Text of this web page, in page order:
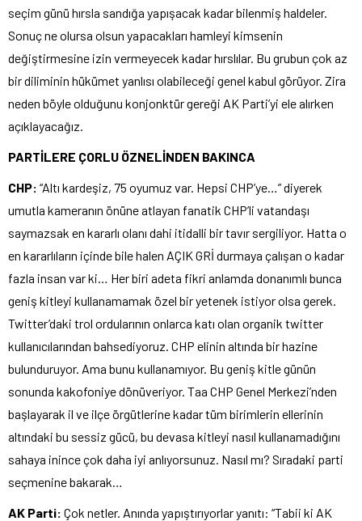
seçim günü hırsla sandığa yapışacak kadar bilenmiş haldeler.
Sonuç ne olursa olsun yapacakları hamleyi kimsenin
değiştirmesine izin vermeyecek kadar hırslılar. Bu grubun çok az
bir diliminin hükümet yanlısı olabileceği genel kabul görüyor. Zira
neden böyle olduğunu konjonktür gereği AK Parti’yi ele alırken
açıklayacağız.
PARTİLERE ÇORLU ÖZNELİNDEN BAKINCA
CHP: “Altı kardeşiz, 75 oyumuz var. Hepsi CHP’ye…” diyerek
umutla kameranın önüne atlayan fanatik CHP’li vatandaşı
saymazsak en kararlı olanı dahi itidalli bir tavır sergiliyor. Hatta o
en kararlıların içinde bile halen AÇIK GRİ durmaya çalışan o kadar
fazla insan var ki… Her biri adeta fikri anlamda donanımlı bunca
geniş kitleyi kullanamamak özel bir yetenek istiyor olsa gerek.
Twitter’daki trol ordularının onlarca katı olan organik twitter
kullanıcılarından bahsediyoruz. CHP elinin altında bir hazine
bulunduruyor. Ama bunu kullanamıyor. Bu geniş kitle günün
sonunda kakofoniye dönüveriyor. Taa CHP Genel Merkezi’nden
başlayarak il ve ilçe örgütlerine kadar tüm birimlerin ellerinin
altındaki bu sessiz gücü, bu devasa kitleyi nasıl kullanamadığını
sahaya inince çok daha iyi anlıyorsunuz. Nasıl mı? Sıradaki parti
seçmenine bakarak…
AK Parti: Çok netler. Anında yapıştırıyorlar yanıtı: “Tabii ki AK